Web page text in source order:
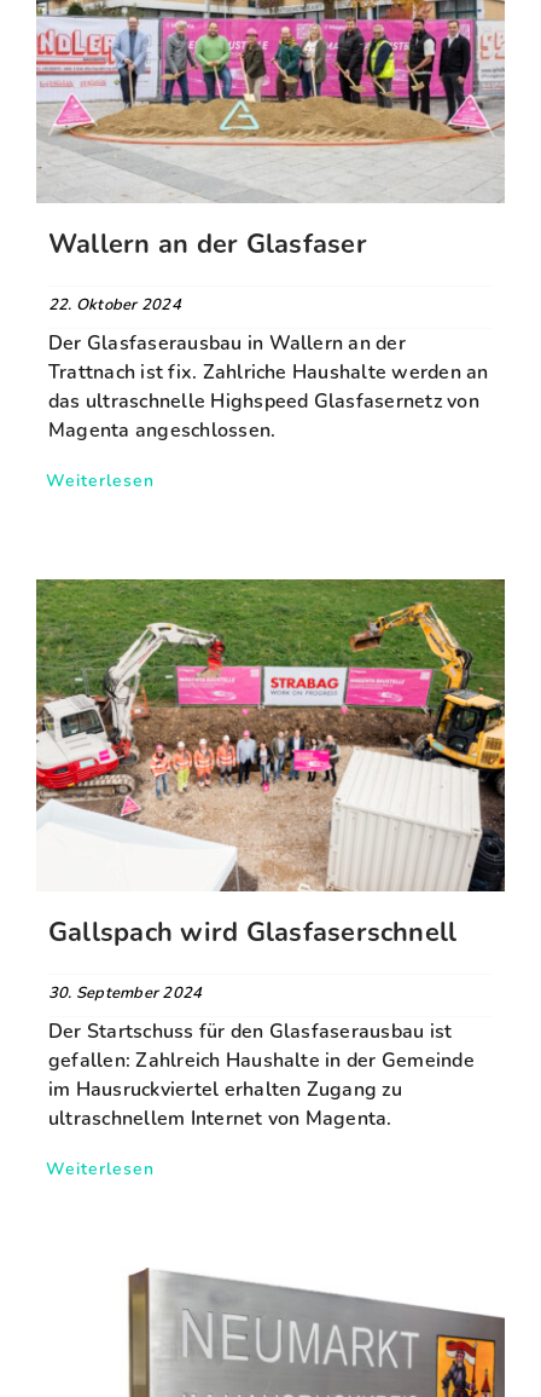
FAQ
Karriere
nach:
Wallern an der Glasfaser
22. Oktober 2024
Der Glasfaserausbau in Wallern an der
Trattnach ist fix. Zahlriche Haushalte werden an
das ultraschnelle Highspeed Glasfasernetz von
Magenta angeschlossen.
Weiterlesen
Gallspach wird Glasfaserschnell
30. September 2024
Der Startschuss für den Glasfaserausbau ist
gefallen: Zahlreich Haushalte in der Gemeinde
im Hausruckviertel erhalten Zugang zu
ultraschnellem Internet von Magenta.
Weiterlesen